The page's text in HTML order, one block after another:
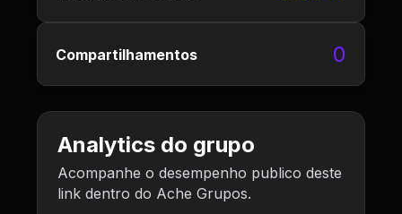
Compartilhamentos 0
Analytics do grupo
Acompanhe o desempenho publico deste
link dentro do Ache Grupos.